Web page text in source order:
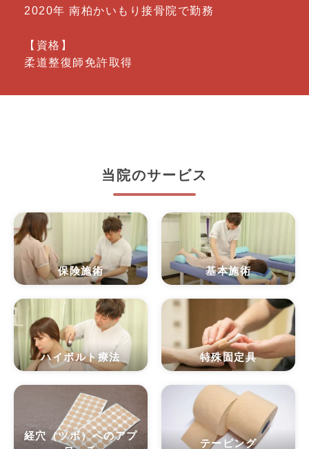
2020年 南柏かいもり接骨院で勤務
【資格】
柔道整復師免許取得
当院のサービス
保険施術 基本施術
ハイボルト療法 特殊固定具
経穴（ツボ）へのアプ
テーピング